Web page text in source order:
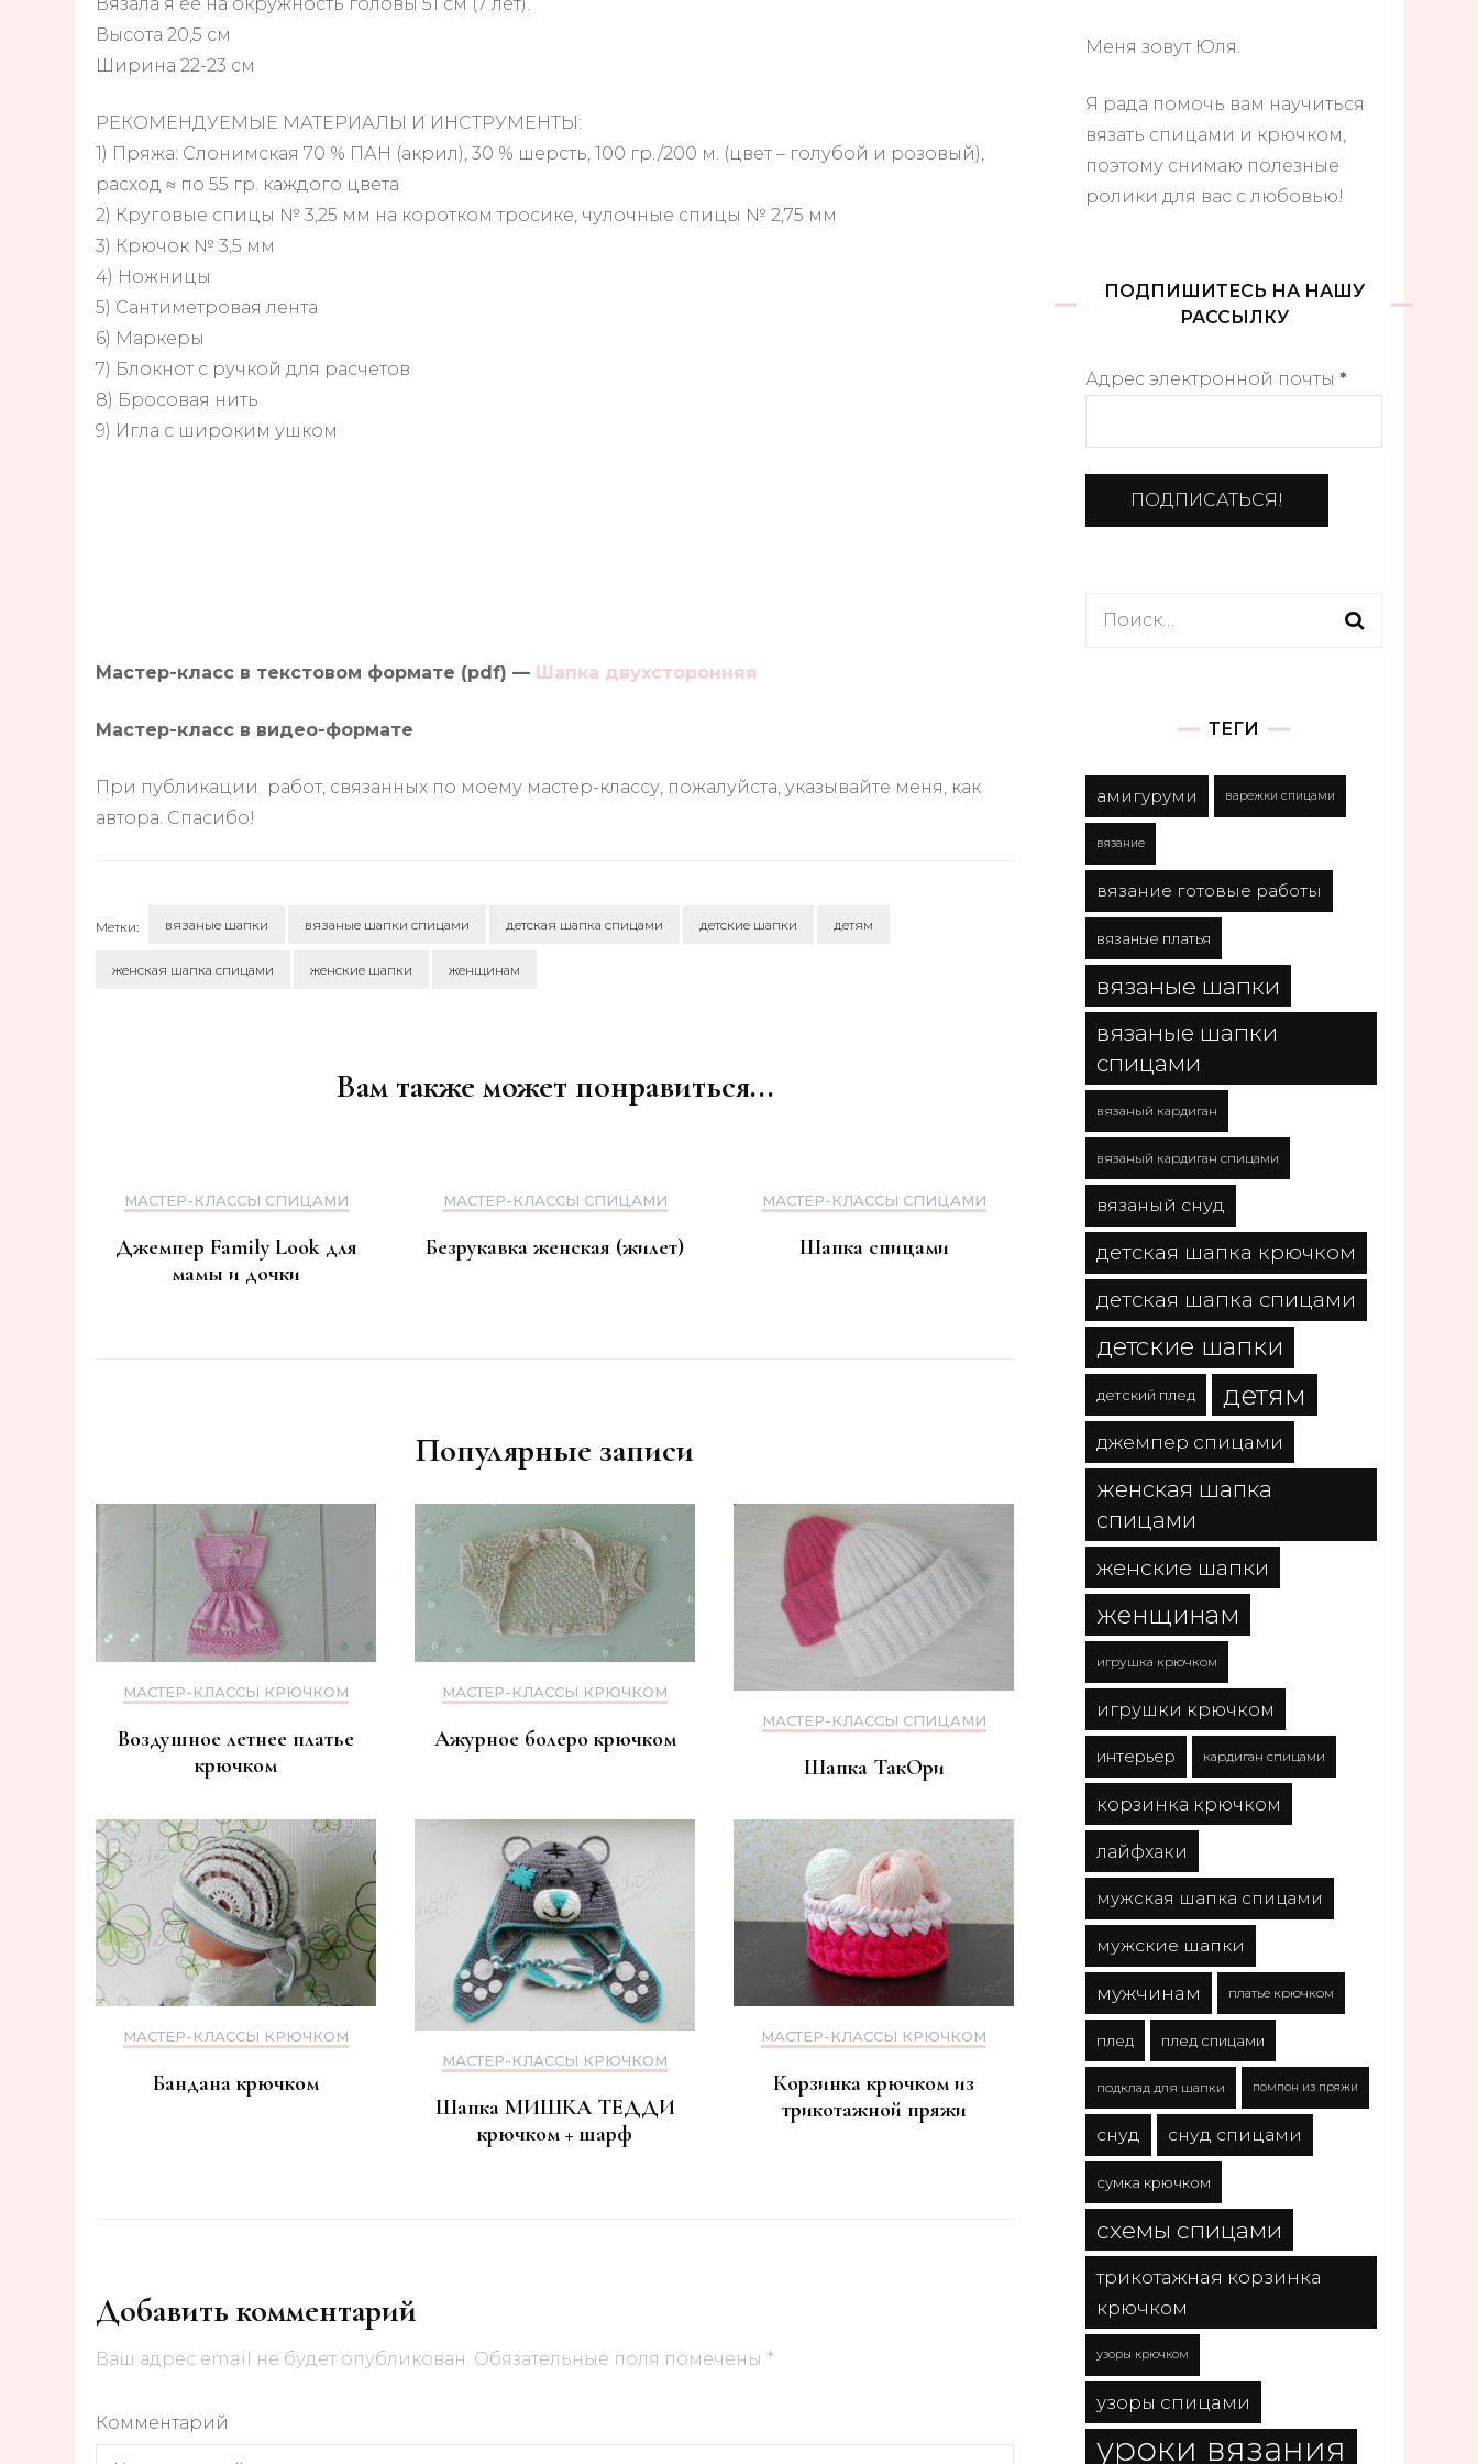
Вязала я ее на окружность головы 51 см (7 лет).
Высота 20,5 см
Ширина 22-23 см
РЕКОМЕНДУЕМЫЕ МАТЕРИАЛЫ И ИНСТРУМЕНТЫ:
1) Пряжа: Слонимская 70 % ПАН (акрил), 30 % шерсть, 100 гр./200 м. (цвет – голубой и розовый),
расход ≈ по 55 гр. каждого цвета
2) Круговые спицы № 3,25 мм на коротком тросике, чулочные спицы № 2,75 мм
3) Крючок № 3,5 мм
4) Ножницы
5) Сантиметровая лента
6) Маркеры
7) Блокнот с ручкой для расчетов
8) Бросовая нить
9) Игла с широким ушком
Мастер-класс в текстовом формате (pdf) — Шапка двухсторонняя
Мастер-класс в видео-формате
При публикации работ, связанных по моему мастер-классу, пожалуйста, указывайте меня, как
автора. Спасибо!
Метки: вязаные шапки вязаные шапки спицами детская шапка спицами детские шапки детям
женская шапка спицами женские шапки женщинам
Вам также может понравиться...
МАСТЕР-КЛАССЫ СПИЦАМИ
Джемпер Family Look для
мамы и дочки
МАСТЕР-КЛАССЫ СПИЦАМИ
Безрукавка женская (жилет)
МАСТЕР-КЛАССЫ СПИЦАМИ
Шапка спицами
Популярные записи
МАСТЕР-КЛАССЫ КРЮЧКОМ
Воздушное летнее платье
крючком
МАСТЕР-КЛАССЫ КРЮЧКОМ
Ажурное болеро крючком
МАСТЕР-КЛАССЫ СПИЦАМИ
Шапка ТакОри
МАСТЕР-КЛАССЫ КРЮЧКОМ
Бандана крючком
МАСТЕР-КЛАССЫ КРЮЧКОМ
Шапка МИШКА ТЕДДИ
крючком + шарф
МАСТЕР-КЛАССЫ КРЮЧКОМ
Корзинка крючком из
трикотажной пряжи
Добавить комментарий
Ваш адрес email не будет опубликован. Обязательные поля помечены *
Комментарий
Меня зовут Юля.
Я рада помочь вам научиться
вязать спицами и крючком,
поэтому снимаю полезные
ролики для вас с любовью!
ПОДПИШИТЕСЬ НА НАШУ
РАССЫЛКУ
Адрес электронной почты *
Найти:
ТЕГИ
амигуруми варежки спицами
вязание
вязание готовые работы
вязаные платья
вязаные шапки
вязаные шапки
спицами
вязаный кардиган
вязаный кардиган спицами
вязаный снуд
детская шапка крючком
детская шапка спицами
детские шапки
детский плед детям
джемпер спицами
женская шапка
спицами
женские шапки
женщинам
игрушка крючком
игрушки крючком
интерьер кардиган спицами
корзинка крючком
лайфхаки
мужская шапка спицами
мужские шапки
мужчинам платье крючком
плед плед спицами
подклад для шапки помпон из пряжи
снуд снуд спицами
сумка крючком
схемы спицами
трикотажная корзинка
крючком
узоры крючком
узоры спицами
уроки вязания